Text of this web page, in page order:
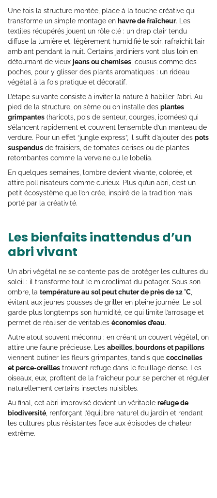
Une fois la structure montée, place à la touche créative qui
transforme un simple montage en havre de fraîcheur. Les
textiles récupérés jouent un rôle clé : un drap clair tendu
diffuse la lumière et, légèrement humidifié le soir, rafraîchit l’air
ambiant pendant la nuit. Certains jardiniers vont plus loin en
détournant de vieux jeans ou chemises , cousus comme des
poches, pour y glisser des plants aromatiques : un rideau
végétal à la fois pratique et décoratif.
L’étape suivante consiste à inviter la nature à habiller l’abri. Au
pied de la structure, on sème ou on installe des plantes
grimpantes (haricots, pois de senteur, courges, ipomées) qui
s’élancent rapidement et couvrent l’ensemble d’un manteau de
verdure. Pour un effet “jungle express”, il suffit d’ajouter des pots
suspendus de fraisiers, de tomates cerises ou de plantes
retombantes comme la verveine ou le lobelia.
En quelques semaines, l’ombre devient vivante, colorée, et
attire pollinisateurs comme curieux. Plus qu’un abri, c’est un
petit écosystème que l’on crée, inspiré de la tradition mais
porté par la créativité.
Les bienfaits inattendus d’un
abri vivant
Un abri végétal ne se contente pas de protéger les cultures du
soleil : il transforme tout le microclimat du potager. Sous son
ombre, la température au sol peut chuter de près de 12 °C
évitant aux jeunes pousses de griller en pleine journée. Le sol
garde plus longtemps son humidité, ce qui limite l’arrosage et
permet de réaliser de véritables économies d’eau.
Autre atout souvent méconnu : en créant un couvert végétal, on
attire une faune précieuse. Les abeilles, bourdons et papillons
viennent butiner les fleurs grimpantes, tandis que coccinelles
et perce-oreilles trouvent refuge dans le feuillage dense. Les
oiseaux, eux, profitent de la fraîcheur pour se percher et réguler
naturellement certains insectes nuisibles.
Au final, cet abri improvisé devient un véritable refuge de
biodiversité , renforçant l’équilibre naturel du jardin et rendant
les cultures plus résistantes face aux épisodes de chaleur
extrême.